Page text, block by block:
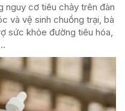
nguy cơ tiêu chảy trên đàn
và vệ sinh chuồng trại, bà
sức khỏe đường tiêu hóa,